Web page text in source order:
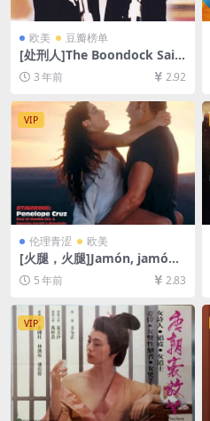
欧美 豆瓣榜单
[处刑人]The Boondock Sain
ts (1999)[百度网盘+夸克网盘
1080P超清未删减资源][网盘
在线播放/下载][MP4/6.9GB]
[中英字幕]
3 年前 2.92
VIP
伦理青涩 欧美
[火腿，火腿]Jamón, jamón
(1992)完整版[百度网盘+迅雷
云盘资源1080P超清未删减]
频文件+防和谐压缩包（含解
压密码）】
5 年前 2.83
VIP